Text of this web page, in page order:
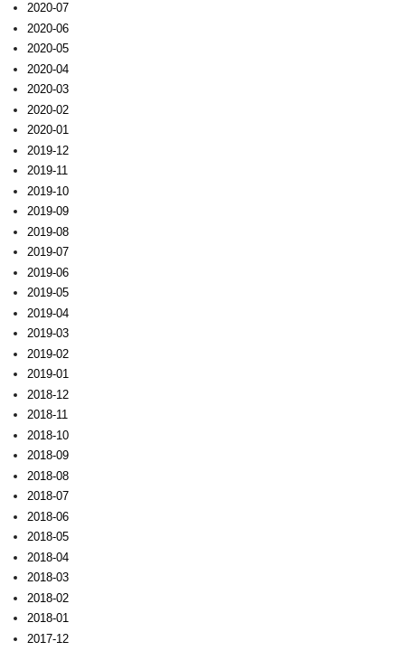
2020-07
2020-06
2020-05
2020-04
2020-03
2020-02
2020-01
2019-12
2019-11
2019-10
2019-09
2019-08
2019-07
2019-06
2019-05
2019-04
2019-03
2019-02
2019-01
2018-12
2018-11
2018-10
2018-09
2018-08
2018-07
2018-06
2018-05
2018-04
2018-03
2018-02
2018-01
2017-12